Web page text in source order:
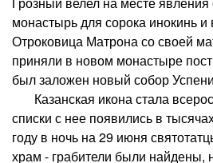
монастырь для сорока инокинь и
Отроковица Матрона со своей
приняли в новом монастыре
был заложен новый собор
Казанская икона стала
списки с нее появились в
году в ночь на 29 июня
храм - грабители были найдены,